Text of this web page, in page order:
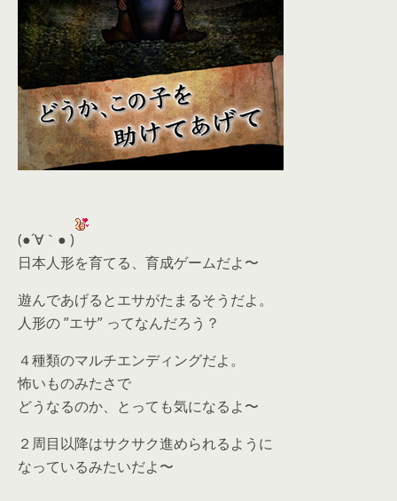
(●´∀｀● )
日本人形を育てる、育成ゲームだよ〜
遊んであげるとエサがたまるそうだよ。
人形の ”エサ” ってなんだろう？
４種類のマルチエンディングだよ。
怖いものみたさで
どうなるのか、とっても気になるよ〜
２周目以降はサクサク進められるように
なっているみたいだよ〜